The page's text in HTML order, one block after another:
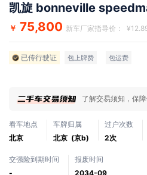
凯旋 bonneville
￥ 75,800 新车厂家指导价：
已传行驶证 包上牌费 包运费
了解交易须知，保
看车地点
北京
车牌归属
北京 (京b)
过户次数
2次
交强险到期时间
-
报废时间
2034-09